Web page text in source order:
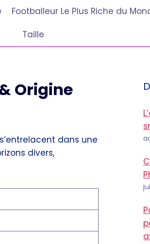
Footballeur Le Plus Riche du
Taille
Origine
dans une
divers,